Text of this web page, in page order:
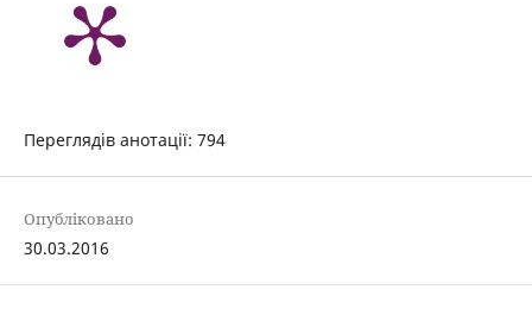
Переглядів анотації: 794
Опубліковано
30.03.2016